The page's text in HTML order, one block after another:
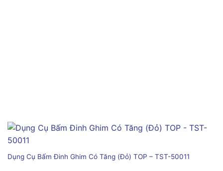
Dụng Cụ Bấm Đinh Ghim Có Tăng (Đỏ) TOP – TST-50011